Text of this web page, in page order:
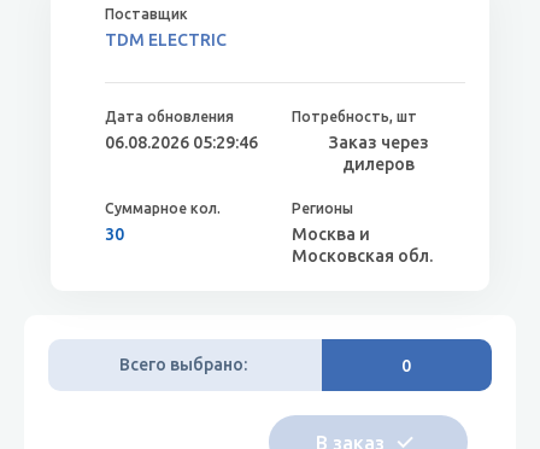
TDM ELECTRIC
06.08.2026 05:29:46
30
Заказ через
дилеров
Москва и
Московская обл.
Всего выбрано: 0